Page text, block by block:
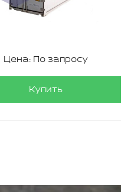
Цена: По запросу
Купить